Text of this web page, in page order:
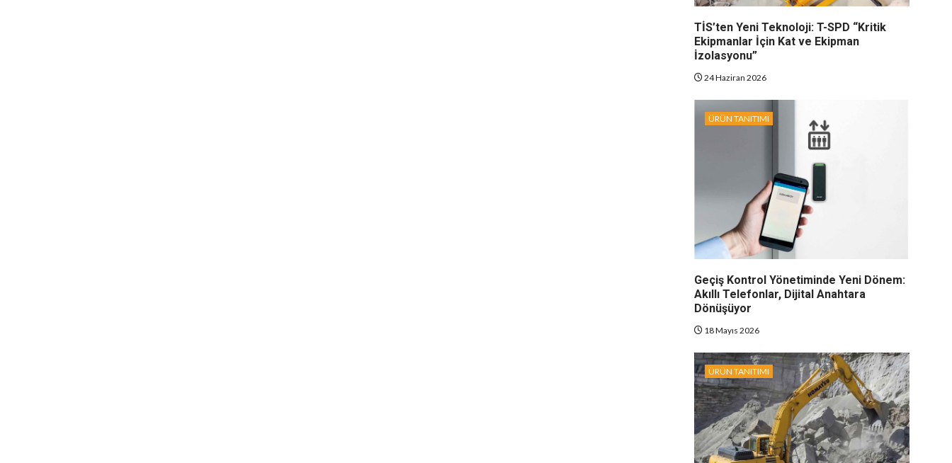
TİS’ten Yeni Teknoloji: T-SPD “Kritik
Ekipmanlar İçin Kat ve Ekipman
İzolasyonu”
24 Haziran 2026
ÜRÜN TANITIMI
Geçiş Kontrol Yönetiminde Yeni Dönem:
Akıllı Telefonlar, Dijital Anahtara
Dönüşüyor
18 Mayıs 2026
ÜRÜN TANITIMI